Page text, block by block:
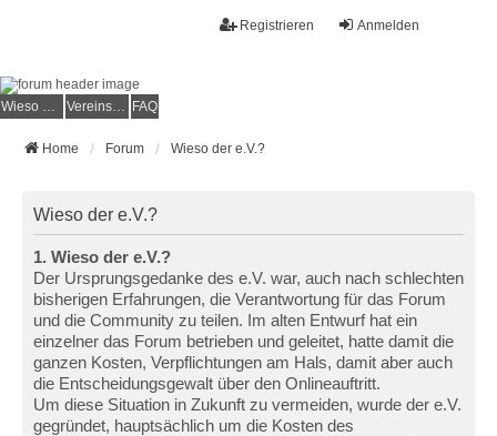
Anmelden
Registrieren
Wieso der e.V.? Vereinsmitglied werden FAQ
Home Forum Wieso der e.V.?
Wieso der e.V.?
1. Wieso der e.V.?
Der Ursprungsgedanke des e.V. war, auch nach schlechten
bisherigen Erfahrungen, die Verantwortung für das Forum
und die Community zu teilen. Im alten Entwurf hat ein
einzelner das Forum betrieben und geleitet, hatte damit die
ganzen Kosten, Verpflichtungen am Hals, damit aber auch
die Entscheidungsgewalt über den Onlineauftritt.
Um diese Situation in Zukunft zu vermeiden, wurde der e.V.
gegründet, hauptsächlich um die Kosten des